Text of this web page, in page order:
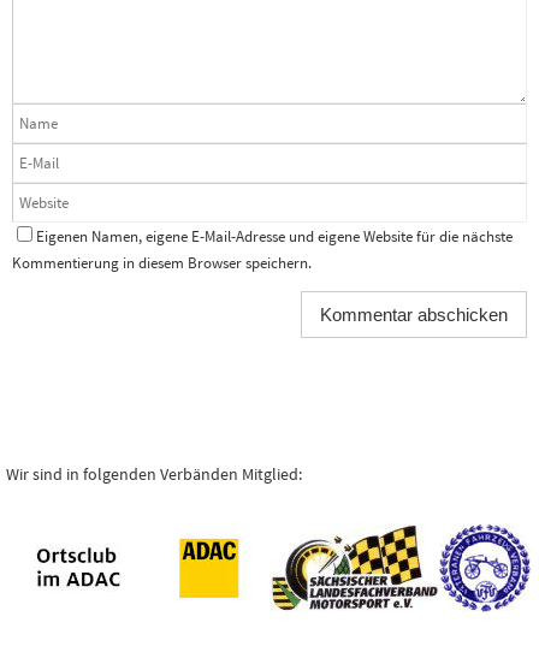
Eigenen Namen, eigene E-Mail-Adresse und eigene Website für die nächste
Kommentierung in diesem Browser speichern.
Wir sind in folgenden Verbänden Mitglied: